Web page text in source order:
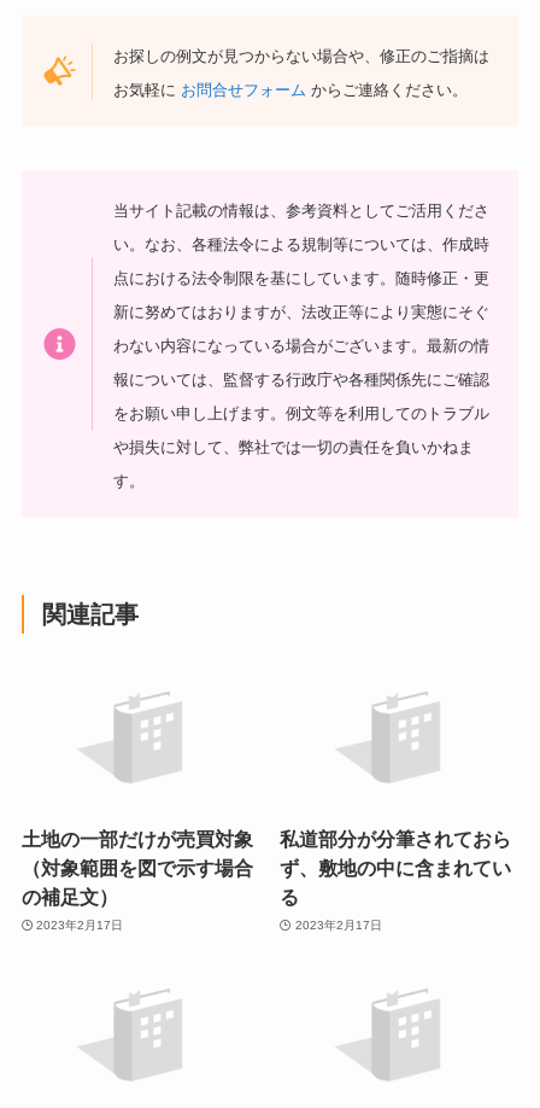
お探しの例文が見つからない場合や、修正のご指摘は
お気軽に お問合せフォーム からご連絡ください。
当サイト記載の情報は、参考資料としてご活用くださ
い。 なお、各種法令による規制等については、作成時
点における法令制限を基にしています。随時修正・更
新に努めてはおりますが、法改正等により実態にそぐ
わない内容になっている場合がございます。最新の情
報については、監督する行政庁や各種関係先にご確認
をお願い申し上げます。例文等を利用してのトラブル
や損失に対して、弊社では一切の責任を負いかねま
す。
関連記事
土地の一部だけが売買対象
（対象範囲を図で示す場合
の補足文）
2023年2月17日
私道部分が分筆されておら
ず、敷地の中に含まれてい
る
2023年2月17日